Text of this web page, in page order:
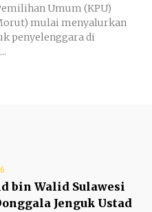
Umum (KPU)
mulai menyalurkan
penyelenggara di
bin Walid Sulawesi
Jenguk Ustad